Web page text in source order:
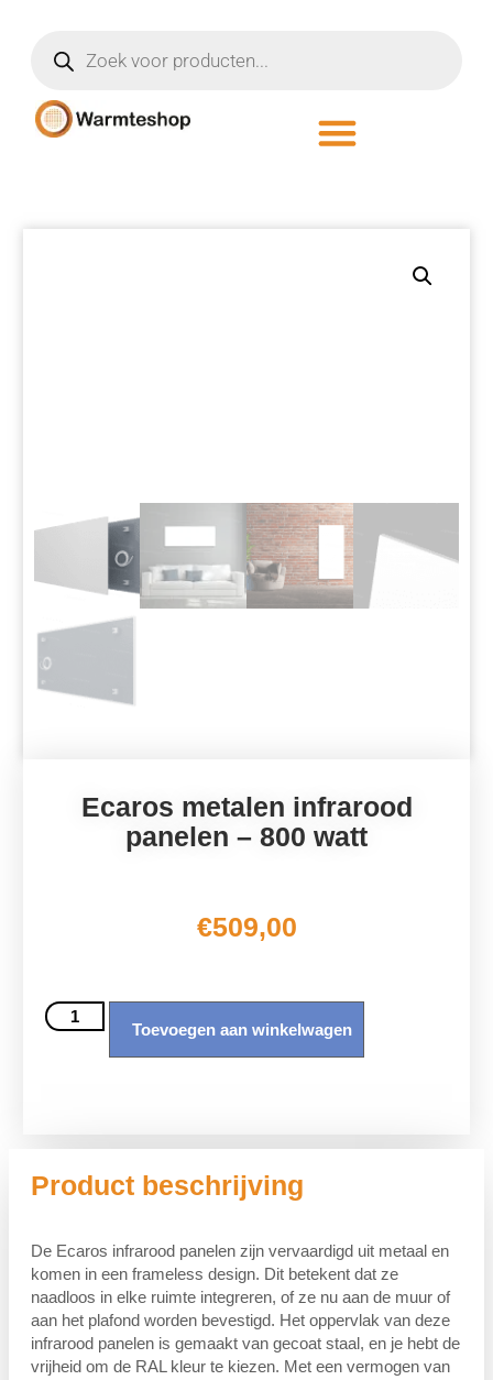
Ecaros metalen infrarood
panelen – 800 watt
€509,00
Toevoegen aan winkelwagen
Product beschrijving
De Ecaros infrarood panelen zijn vervaardigd uit metaal en
komen in een frameless design. Dit betekent dat ze
naadloos in elke ruimte integreren, of ze nu aan de muur of
aan het plafond worden bevestigd. Het oppervlak van deze
infrarood panelen is gemaakt van gecoat staal, en je hebt de
vrijheid om de RAL kleur te kiezen. Met een vermogen van